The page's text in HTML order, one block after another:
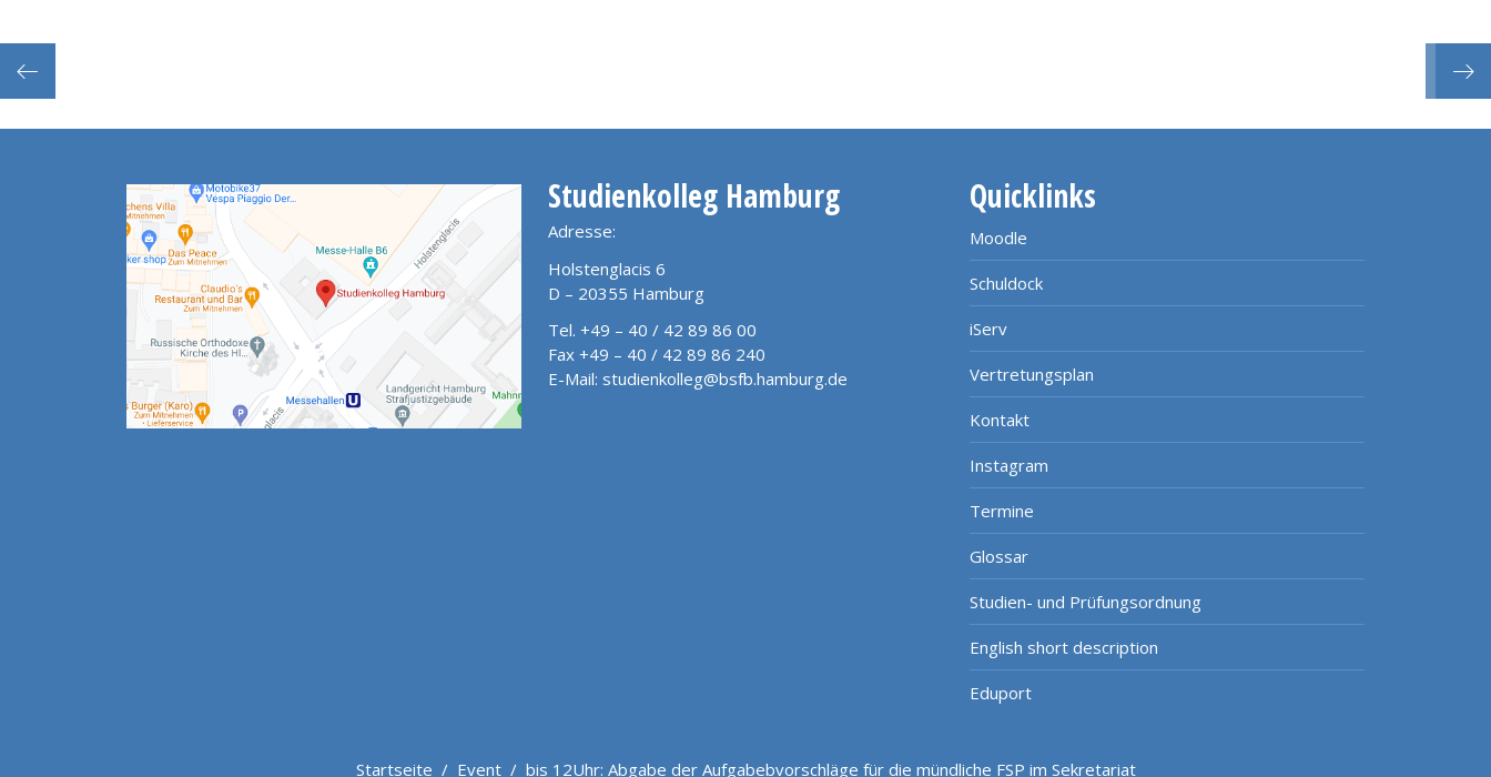
Lit
Studienkolleg Hamburg
Adresse:
Holstenglacis 6
D – 20355 Hamburg
Tel. +49 – 40 / 42 89 86 00
Fax +49 – 40 / 42 89 86 240
E-Mail: studienkolleg@bsfb.hamburg.de
Quicklinks
Moodle
Schuldock
iServ
Vertretungsplan
Kontakt
Instagram
Termine
Glossar
Studien- und Prüfungsordnung
English short description
Eduport
Startseite / Event/ bis 12Uhr: Abgabe der Aufgabebvorschläge für die mündliche FSP im Sekretariat